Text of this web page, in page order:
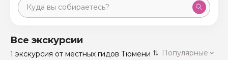
Санкт-Петербург 50 экскурсий
Все экскурсии
1 экскурсия от местных гидов Тюмени Популярные